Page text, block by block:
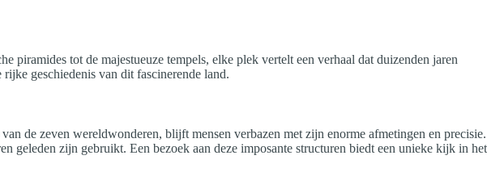
tot de majestueuze tempels, elke plek vertelt een verhaal dat duizenden jaren
geschiedenis van dit fascinerende land.
de zeven wereldwonderen, blijft mensen verbazen met zijn enorme afmetingen en precisie.
geleden zijn gebruikt. Een bezoek aan deze imposante structuren biedt een unieke kijk in het